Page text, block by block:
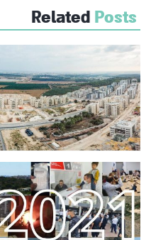
Related Posts